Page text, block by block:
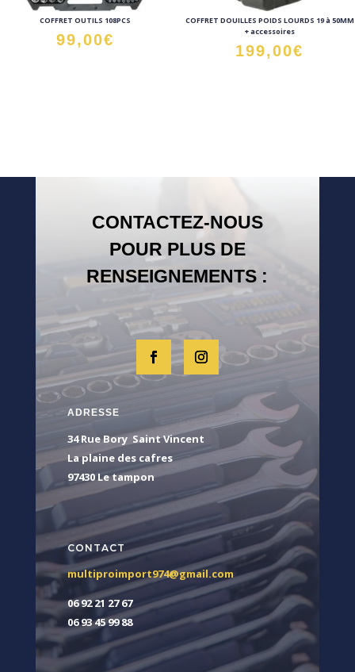
COFFRET OUTILS 108PCS
99,00€
COFFRET DOUILLES POIDS LOURDS 19 à 50MM
+ accessoires
199,00€
CONTACTEZ-NOUS
POUR PLUS DE
RENSEIGNEMENTS :
ADRESSE
34 Rue Bory Saint Vincent
La plaine des cafres
97430 Le tampon
CONTACT
multiproimport974@gmail.com
06 92 21 27 67
06 93 45 99 88